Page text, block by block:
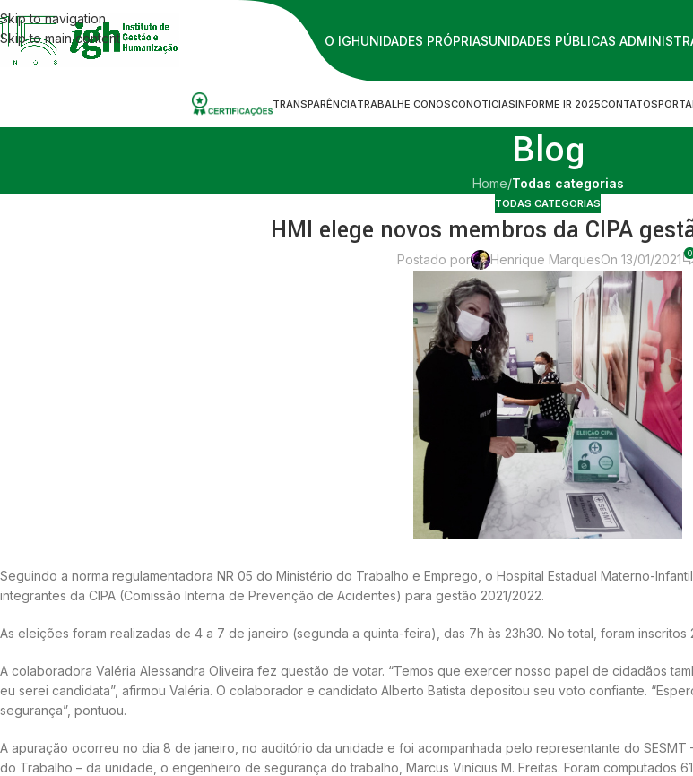
Skip to navigation
Skip to main content
O IGHUNIDADES PRÓPRIASUNIDADES PÚBLICAS
TRANSPARÊNCIATRABALHE CONOSCONOTÍCIASINFORME IR 2025CONTATOS
Blog
Home/Todas categorias
TODAS CATEGORIAS
HMI elege novos membros da CIPA
Postado por Henrique MarquesOn 13/01/2021 0
Seguindo a norma regulamentadora NR 05 do Ministério do Trabalho e Emprego, o Hospital Estadual Materno-
integrantes da CIPA (Comissão Interna de Prevenção de Acidentes) para gestão 2021/2022.
As eleições foram realizadas de 4 a 7 de janeiro (segunda a quinta-feira), das 7h às 23h30. No total, foram
A colaboradora Valéria Alessandra Oliveira fez questão de votar. “Temos que exercer nosso papel de cidadãos
eu serei candidata”, afirmou Valéria. O colaborador e candidato Alberto Batista depositou seu voto confiante.
segurança”, pontuou.
A apuração ocorreu no dia 8 de janeiro, no auditório da unidade e foi acompanhada pelo representante do
do Trabalho – da unidade, o engenheiro de segurança do trabalho, Marcus Vinícius M. Freitas. Foram computados